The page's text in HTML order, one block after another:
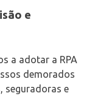
e
a adotar a RPA
demorados
seguradoras e